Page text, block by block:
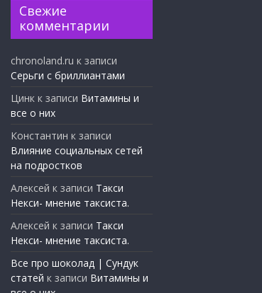
Свежие
комментарии
chronoland.ru к записи
Серьги с бриллиантами
Цинк к записи Витамины и
все о них
Константин к записи
Влияние социальных сетей
на подростков
Алексей к записи Такси
Некси- мнение таксиста.
Алексей к записи Такси
Некси- мнение таксиста.
Все про шоколад | Сундук
статей к записи Витамины и